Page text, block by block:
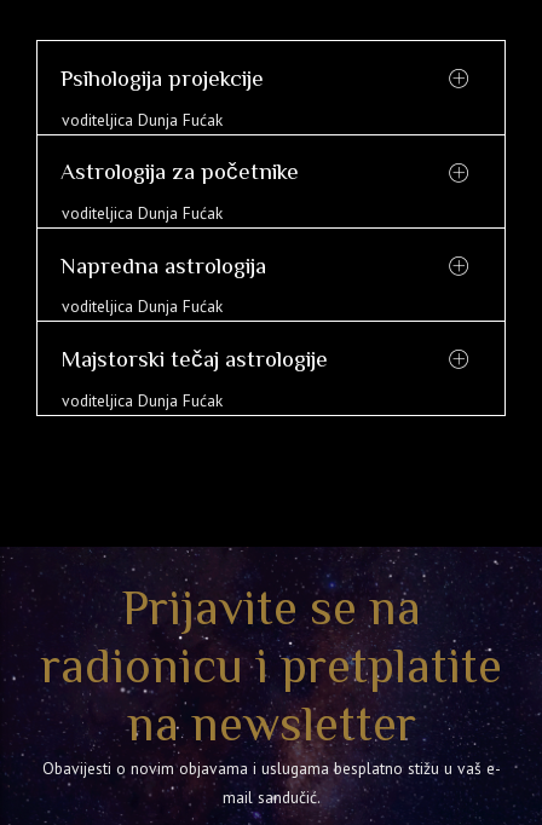
Psihologija projekcije
voditeljica Dunja Fućak
Astrologija za početnike
voditeljica Dunja Fućak
Napredna astrologija
voditeljica Dunja Fućak
Majstorski tečaj astrologije
voditeljica Dunja Fućak
Prijavite se na
radionicu i pretplatite
na newsletter
Obavijesti o novim objavama i uslugama besplatno stižu u vaš e-
mail sandučić.